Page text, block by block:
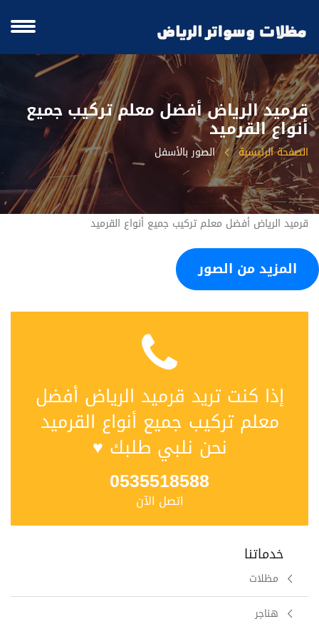
‫قرميد الرياض أفضل معلم تركيب جميع
الصفحة الرئيسية الصور بالأسفل
المزيد من الصور
إذا كنت تريد ‫قرميد الرياض أفضل
معلم تركيب جميع أنواع القرميد‬‎
نحن نلبي طلبك ♥
0535518588
اتصل الآن
خدماتنا
مظلات
هناجر